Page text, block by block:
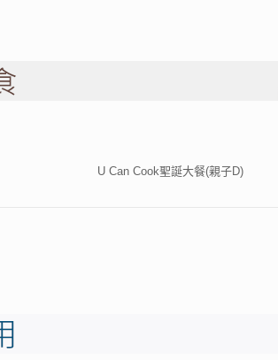
U Can Cook聖誕大餐(親子D)